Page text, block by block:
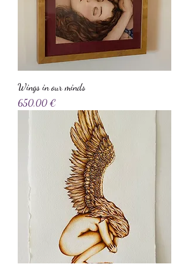
Wings in our minds
Precio
650,00 €